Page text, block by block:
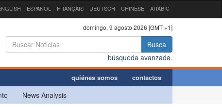
ESPAÑOL FRANÇAIS DEUTSCH CHINESE ARABIC
domingo, 9 agosto 2026 [GMT +1]
Busca
búsqueda avanzada.
quiénes somos contactos
News Analysis